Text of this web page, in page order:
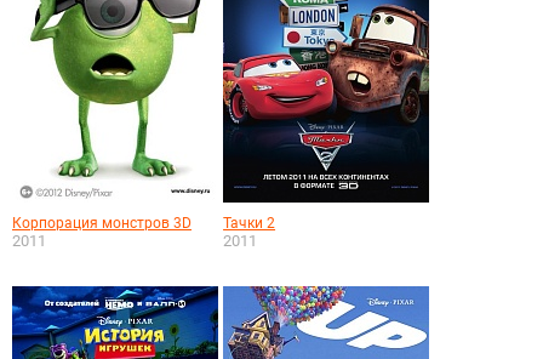
Корпорация монстров 3D
2011
Тачки 2
2011